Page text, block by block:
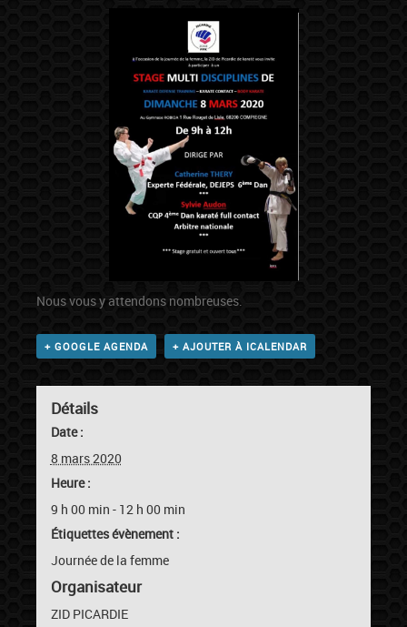
Nous vous y attendons nombreuses.
+ GOOGLE AGENDA + AJOUTER À ICALENDAR
Détails
Date :
8 mars 2020
Heure :
9 h 00 min - 12 h 00 min
Étiquettes évènement :
Journée de la femme
Organisateur
ZID PICARDIE